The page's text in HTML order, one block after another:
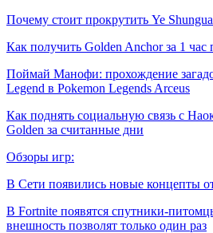
Почему стоит прокрутить Ye
Как получить Golden Anchor за 1 час
Поймай Манофи: прохождение
Legend в Pokemon Legends Arceus
Как поднять социальную связь с
Golden за считанные дни
Обзоры игр:
В Сети появились новые концепты
В Fortnite появятся спутники-
внешность позволят только один раз